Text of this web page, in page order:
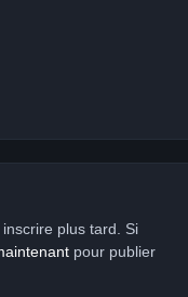
plus tard. Si
pour publier